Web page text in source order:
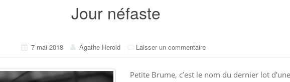
Jour néfaste
7 mai 2018 Agathe Herold Laisser un commentaire
Petite Brume, c’est le nom du dernier lot d’une